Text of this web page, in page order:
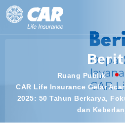
Ruang Publik
CAR Life Insurance Gelar
2025: 50 Tahun Berkarya,
dan